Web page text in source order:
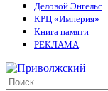
Деловой Энгельс
КРЦ «Империя»
Книга памяти
РЕКЛАМА